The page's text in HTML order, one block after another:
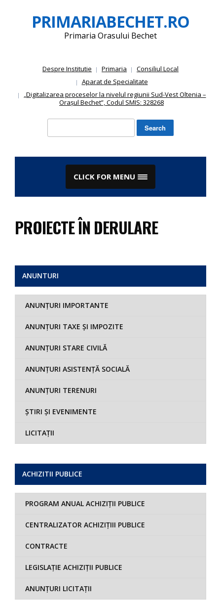
to
content
PRIMARIABECHET.RO
Primaria Orasului Bechet
Despre Institutie Primaria
Consiliul Local
Aparat de Specialitate
„Digitalizarea proceselor la nivelul regiunii Sud-Vest Oltenia –
Orașul Bechet”, Codul SMIS: 328268
CLICK FOR MENU
PROIECTE ÎN DERULARE
ANUNTURI
ANUNȚURI IMPORTANTE
ANUNȚURI TAXE ȘI IMPOZITE
ANUNȚURI STARE CIVILĂ
ANUNȚURI ASISTENȚĂ SOCIALĂ
ANUNȚURI TERENURI
ȘTIRI ȘI EVENIMENTE
LICITAȚII
ACHIZITII PUBLICE
PROGRAM ANUAL ACHIZIȚII PUBLICE
CENTRALIZATOR ACHIZIȚIII PUBLICE
CONTRACTE
LEGISLAȚIE ACHIZIȚII PUBLICE
ANUNȚURI LICITAȚII